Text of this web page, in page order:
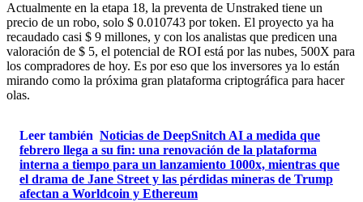
Actualmente en la etapa 18, la preventa de Unstraked tiene un
precio de un robo, solo $ 0.010743 por token. El proyecto ya ha
recaudado casi $ 9 millones, y con los analistas que predicen una
valoración de $ 5, el potencial de ROI está por las nubes, 500X para
los compradores de hoy. Es por eso que los inversores ya lo están
mirando como la próxima gran plataforma criptográfica para hacer
olas.
Leer también Noticias de DeepSnitch AI a medida que
febrero llega a su fin: una renovación de la plataforma
interna a tiempo para un lanzamiento 1000x, mientras que
el drama de Jane Street y las pérdidas mineras de Trump
afectan a Worldcoin y Ethereum